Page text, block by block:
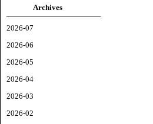
Archives
2026-07
2026-06
2026-05
2026-04
2026-03
2026-02